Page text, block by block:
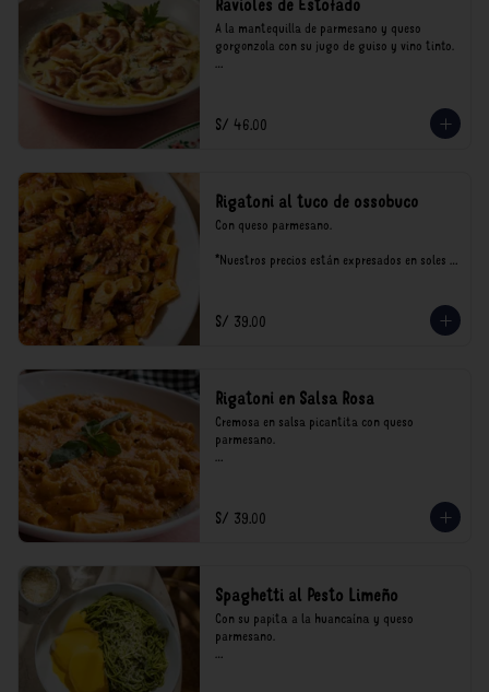
A la mantequilla de parmesano y queso
gorgonzola con su jugo de guiso y vino tinto.
consumo.
S/ 46.00
Rigatoni al tuco de ossobuco
Con queso parmesano.
*Nuestros precios están expresados en soles e
S/ 39.00
Rigatoni en Salsa Rosa
Cremosa en salsa picantita con queso
parmesano.
consumo.
S/ 39.00
Spaghetti al Pesto Limeño
Con su papita a la huancaína y queso
parmesano.